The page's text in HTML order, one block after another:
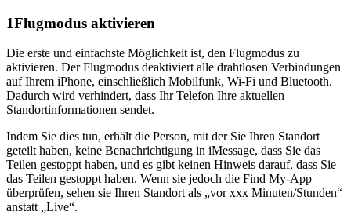
1Flugmodus aktivieren
Die erste und einfachste Möglichkeit ist, den Flugmodus zu
aktivieren. Der Flugmodus deaktiviert alle drahtlosen Verbindungen
auf Ihrem iPhone, einschließlich Mobilfunk, Wi-Fi und Bluetooth.
Dadurch wird verhindert, dass Ihr Telefon Ihre aktuellen
Standortinformationen sendet.
Indem Sie dies tun, erhält die Person, mit der Sie Ihren Standort
geteilt haben, keine Benachrichtigung in iMessage, dass Sie das
Teilen gestoppt haben, und es gibt keinen Hinweis darauf, dass Sie
das Teilen gestoppt haben. Wenn sie jedoch die Find My-App
überprüfen, sehen sie Ihren Standort als „vor xxx Minuten/Stunden“
anstatt „Live“.